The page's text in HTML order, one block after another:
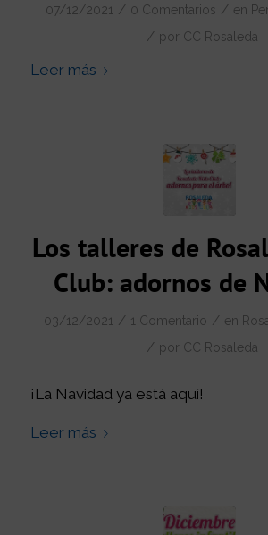
07/12/2021 / 0 Comentarios / en
/ por CC Rosaleda
Leer más
Los talleres de
Club: adornos de
03/12/2021 / 1 Comentario / en
/ por CC Rosaleda
¡La Navidad ya está aquí!
Leer más